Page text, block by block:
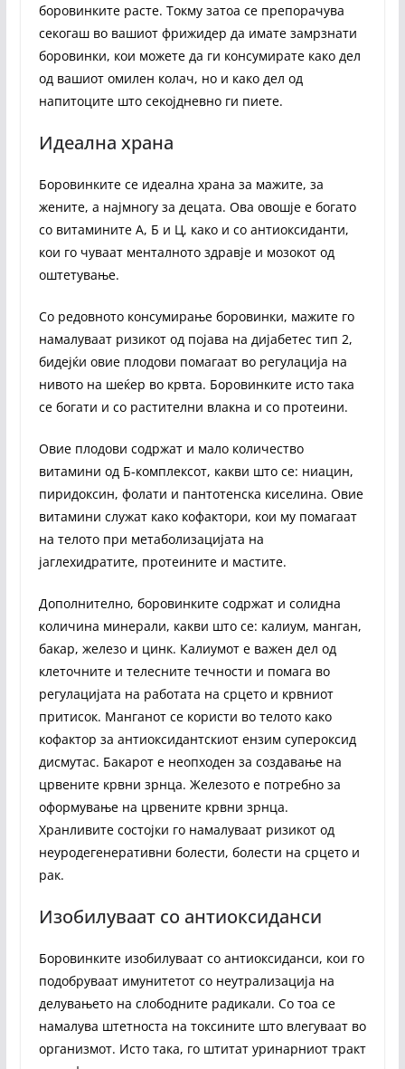
боровинките расте. Токму затоа се препорачува
секогаш во вашиот фрижидер да имате замрзнати
боровинки, кои можете да ги консумирате како дел
од вашиот омилен колач, но и како дел од
напитоците што секојдневно ги пиете.
Идеална храна
Боровинките се идеална храна за мажите, за
жените, а најмногу за децата. Ова овошје е богато
со витамините А, Б и Ц, како и со антиоксиданти,
кои го чуваат менталното здравје и мозокот од
оштетување.
Со редовното консумирање боровинки, мажите го
намалуваат ризикот од појава на дијабетес тип 2,
бидејќи овие плодови помагаат во регулација на
нивото на шеќер во крвта. Боровинките исто така
се богати и со растителни влакна и со протеини.
Овие плодови содржат и мало количество
витамини од Б-комплексот, какви што се: ниацин,
пиридоксин, фолати и пантотенска киселина. Овие
витамини служат како кофактори, кои му помагаат
на телото при метаболизацијата на
јаглехидратите, протеините и мастите.
Дополнително, боровинките содржат и солидна
количина минерали, какви што се: калиум, манган,
бакар, железо и цинк. Калиумот е важен дел од
клеточните и телесните течности и помага во
регулацијата на работата на срцето и крвниот
притисок. Манганот се користи во телото како
кофактор за антиоксидантскиот ензим супероксид
дисмутас. Бакарот е неопходен за создавање на
црвените крвни зрнца. Железото е потребно за
оформување на црвените крвни зрнца.
Хранливите состојки го намалуваат ризикот од
неуродегенеративни болести, болести на срцето и
рак.
Изобилуваат со антиоксиданси
Боровинките изобилуваат со антиоксиданси, кои го
подобруваат имунитетот со неутрализација на
делувањето на слободните радикали. Со тоа се
намалува штетноста на токсините што влегуваат во
организмот. Исто така, го штитат уринарниот тракт